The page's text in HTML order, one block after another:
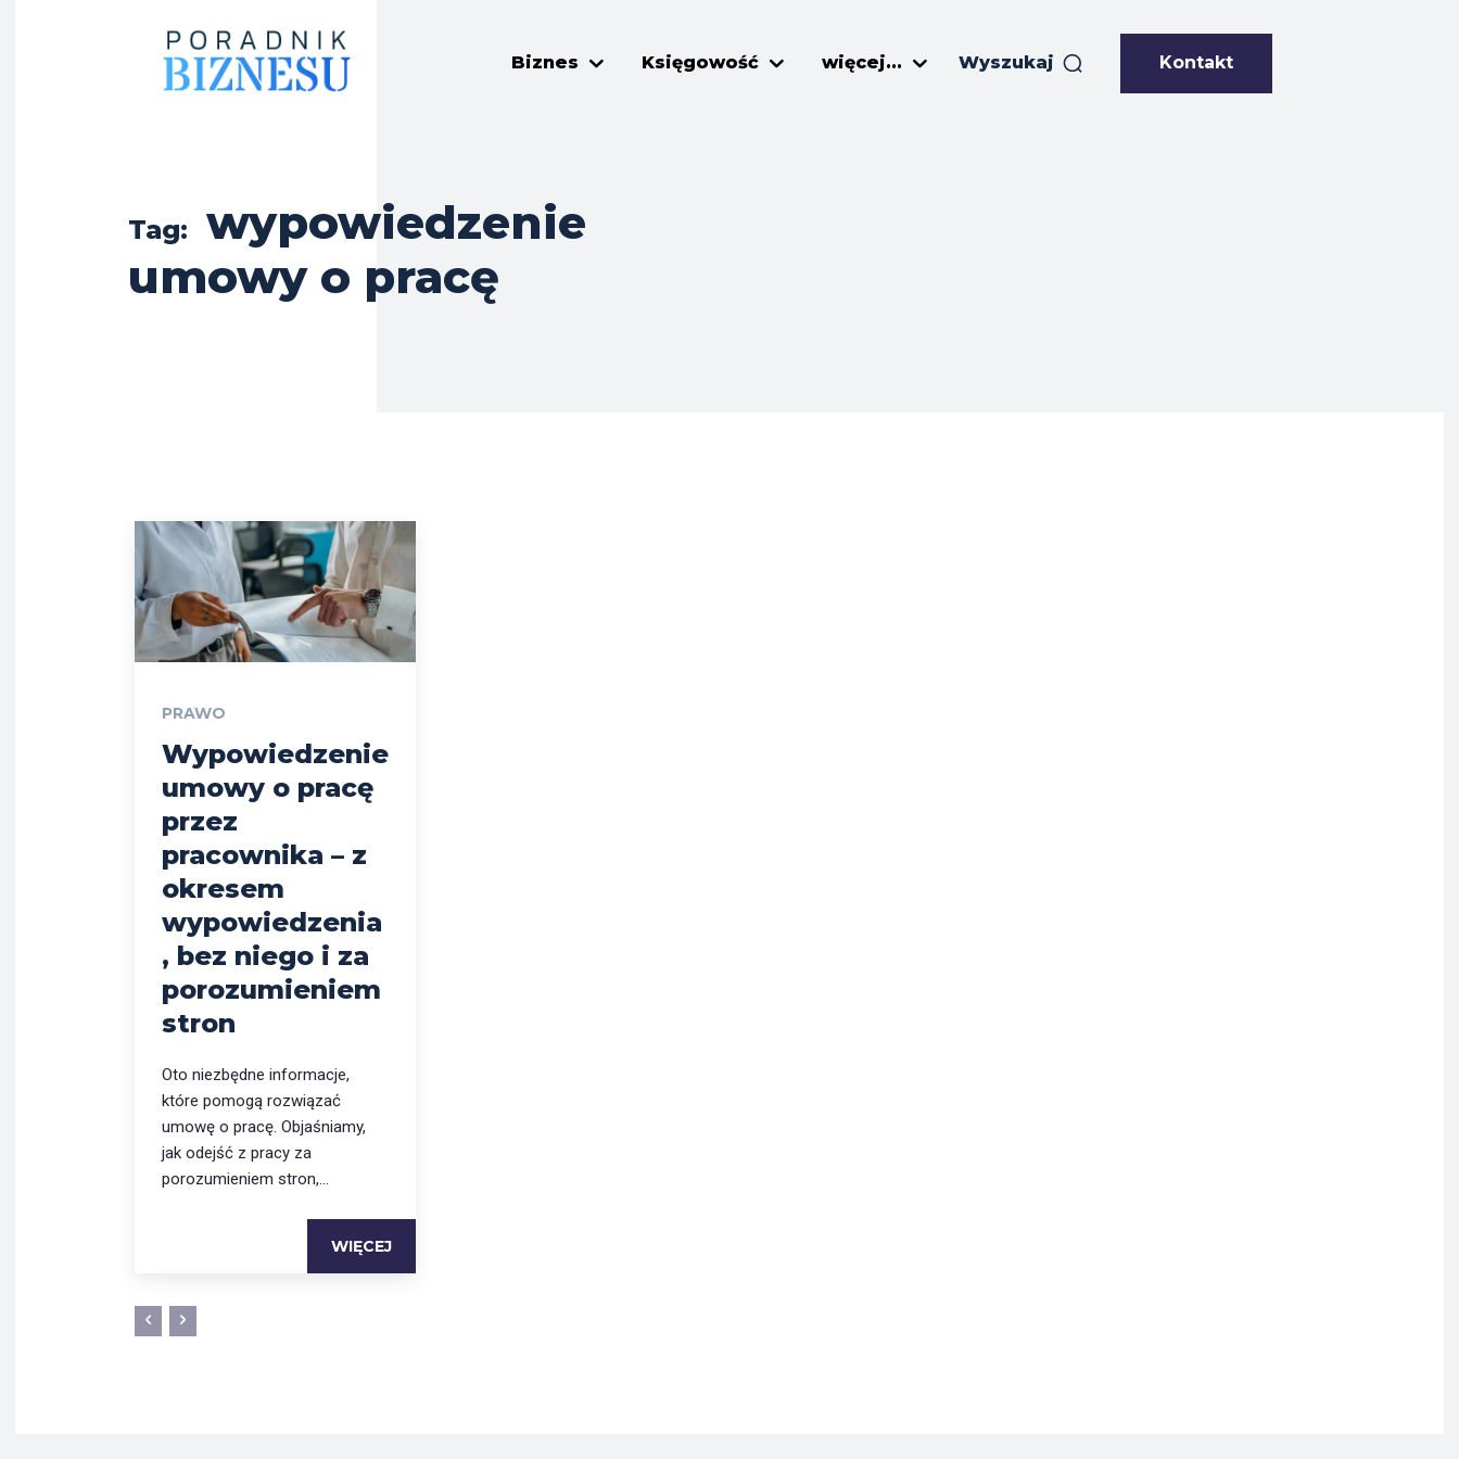
Biznes Księgowość więcej... Wyszukaj Kontakt
Tag:
wypowiedzenie
umowy o pracę
PRAWO
Wypowiedzenie
umowy o pracę
przez
pracownika – z
okresem
wypowiedzenia
, bez niego i za
porozumieniem
stron
Oto niezbędne informacje,
które pomogą rozwiązać
umowę o pracę. Objaśniamy,
jak odejść z pracy za
porozumieniem stron,...
WIĘCEJ